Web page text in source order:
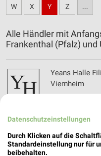
W X Y Z ...
Alle Händler mit
Frankenthal (Pfalz) und
Yeans Halle
Viernheim
Yellow Möbel
Frankfurt
Datenschutzeinstellungen
Durch Klicken auf die
Standardeinstellung nur für
beibehalten.